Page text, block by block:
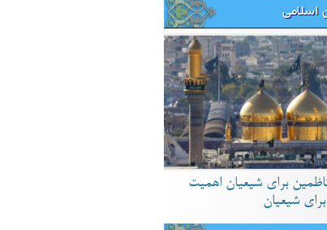
اسلامی
برای شیعیان اهمیت
شیعیان